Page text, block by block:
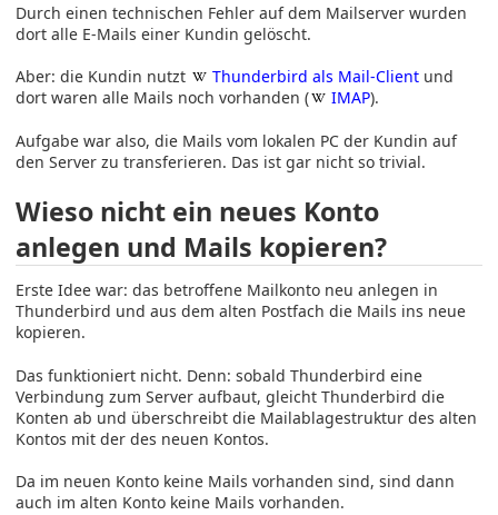
Durch einen technischen Fehler auf dem Mailserver wurden
dort alle E-Mails einer Kundin gelöscht.
Aber: die Kundin nutzt Thunderbird als Mail-Clientund
dort waren alle Mails noch vorhanden (
IMAP).
Aufgabe war also, die Mails vom lokalen PC der Kundin auf
den Server zu transferieren. Das ist gar nicht so trivial.
Wieso nicht ein neues Konto
anlegen und Mails kopieren?
Erste Idee war: das betroffene Mailkonto neu anlegen in
Thunderbird und aus dem alten Postfach die Mails ins neue
kopieren.
Das funktioniert nicht. Denn: sobald Thunderbird eine
Verbindung zum Server aufbaut, gleicht Thunderbird die
Konten ab und überschreibt die Mailablagestruktur des alten
Kontos mit der des neuen Kontos.
Da im neuen Konto keine Mails vorhanden sind, sind dann
auch im alten Konto keine Mails vorhanden.